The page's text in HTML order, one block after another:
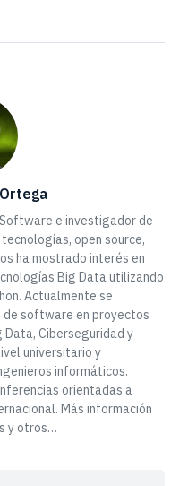
e investigador de
open source,
ha mostrado interés en
Big Data utilizando
Actualmente se
de software en proyectos
Data, Ciberseguridad y
universitario y
informáticos.
orientadas a
Más información
y otros…